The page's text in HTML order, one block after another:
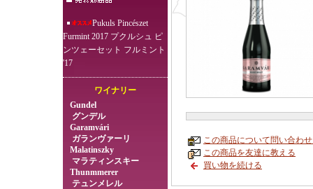
Pukuls Pincészet
Furmint 2017 プクルシュ ピ
ンツェーセット フルミント
'17
ワイナリー
Gundel
グンデル
Garamvári
ガランヴァーリ
Malatinszky
マラティンスキー
Thunmmerer
テュンメレル
この商品について問い合わ
この商品を友達に教える
買い物を続ける